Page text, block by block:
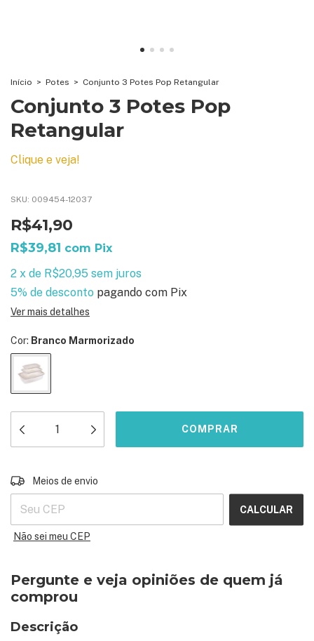
Início > Potes > Conjunto 3 Potes Pop Retangular
Conjunto 3 Potes Pop
Retangular
Clique e veja!
SKU: 009454-12037
R$41,90
R$39,81 com Pix
2 x de R$20,95 sem juros
5% de desconto pagando com Pix
Ver mais detalhes
Cor: Branco Marmorizado
Entregas para o CEP:
Meios de envio
CALCULAR
Não sei meu CEP
Pergunte e veja opiniões de quem já
comprou
Descrição